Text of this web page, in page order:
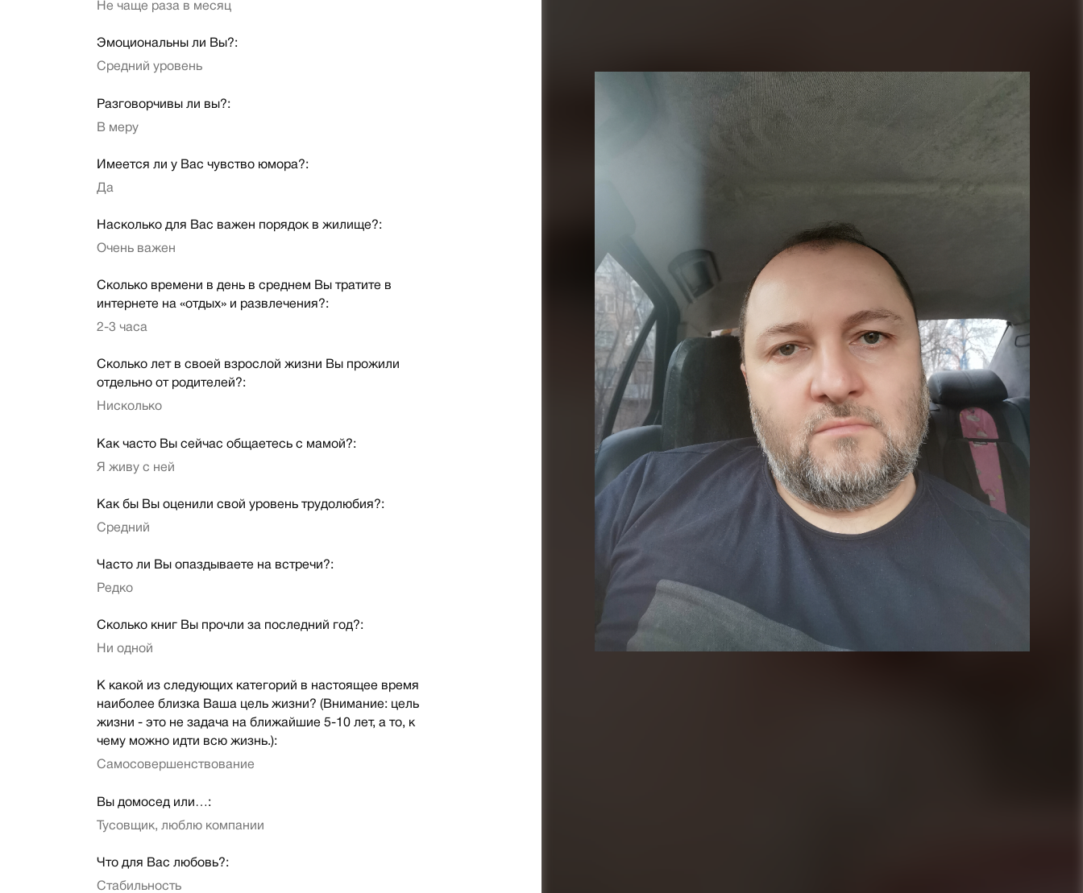
Не чаще раза в месяц
Эмоциональны ли Вы?:
Средний уровень
Разговорчивы ли вы?:
В меру
Имеется ли у Вас чувство юмора?:
Да
Насколько для Вас важен порядок в жилище?:
Очень важен
Сколько времени в день в среднем Вы тратите в
интернете на «отдых» и развлечения?:
2-3 часа
Сколько лет в своей взрослой жизни Вы прожили
отдельно от родителей?:
Нисколько
Как часто Вы сейчас общаетесь с мамой?:
Я живу с ней
Как бы Вы оценили свой уровень трудолюбия?:
Средний
Часто ли Вы опаздываете на встречи?:
Редко
Сколько книг Вы прочли за последний год?:
Ни одной
К какой из следующих категорий в настоящее время
наиболее близка Ваша цель жизни? (Внимание: цель
жизни - это не задача на ближайшие 5-10 лет, а то, к
чему можно идти всю жизнь.):
Самосовершенствование
Вы домосед или…:
Тусовщик, люблю компании
Что для Вас любовь?:
Стабильность